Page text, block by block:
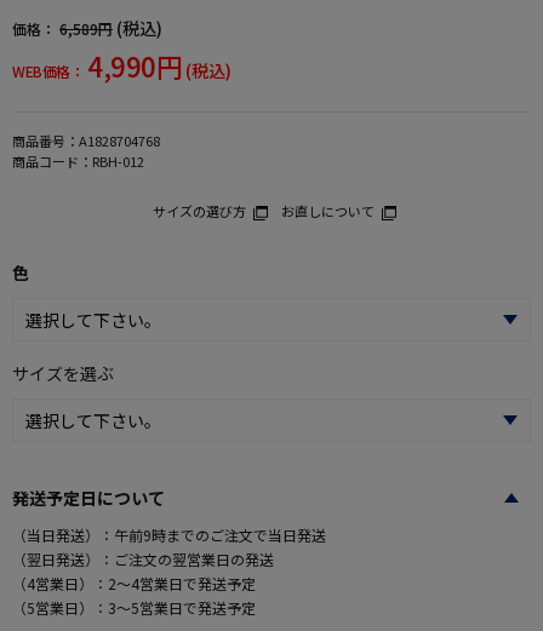
価格： 6,589円 (税込)
WEB価格： 4,990円 (税込)
商品番号： A1828704768
商品コード： RBH-012
サイズの選び方 お直しについて
色
サイズを選ぶ
発送予定日について
（当日発送）：午前9時までのご注文で当日発送
（翌日発送）：ご注文の翌営業日の発送
（4営業日）：2～4営業日で発送予定
（5営業日）：3～5営業日で発送予定